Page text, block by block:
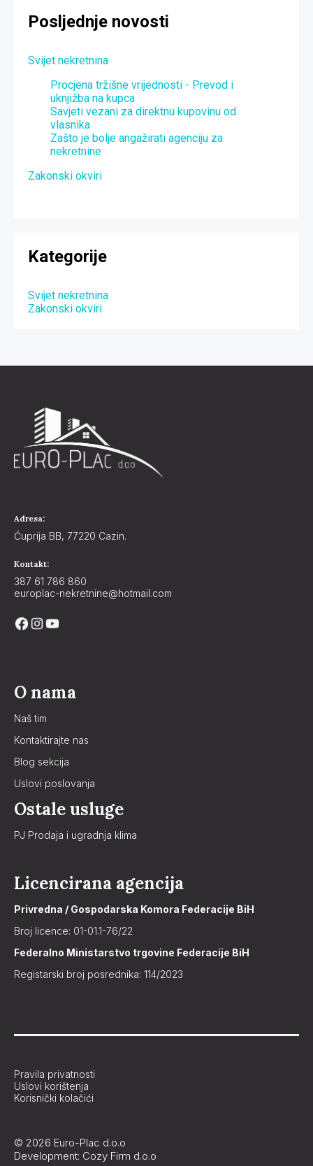
Posljednje novosti
Svijet nekretnina
Procjena tržišne vrijednosti - Prevod i
uknjižba na kupca
Savjeti vezani za direktnu kupovinu od
vlasnika
Zašto je bolje angažirati agenciju za
nekretnine
Zakonski okviri
Kategorije
Svijet nekretnina
Zakonski okviri
Adresa:
Ćuprija BB, 77220 Cazin.
Kontakt:
387 61 786 860
europlac-nekretnine@hotmail.com
O nama
Naš tim
Kontaktirajte nas
Blog sekcija
Uslovi poslovanja
Ostale usluge
PJ Prodaja i ugradnja klima
Licencirana agencija
Privredna / Gospodarska Komora Federacije BiH
Broj licence: 01-01.1-76/22
Federalno Ministarstvo trgovine Federacije BiH
Registarski broj posrednika: 114/2023
© 2026 Euro-Plac d.o.o
Development: Cozy Firm d.o.o
Pravila privatnosti
Uslovi korištenja
Korisnički kolačići